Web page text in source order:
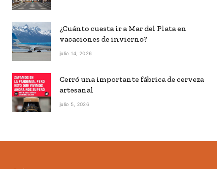
¿Cuánto cuesta ir a Mar del Plata en
vacaciones de invierno?
julio 14, 2026
Cerró una importante fábrica de cerveza
artesanal
julio 5, 2026